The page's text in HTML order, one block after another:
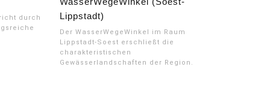
durch
Lippstadt)
Der WasserWegeWinkel im Raum
Lippstadt-Soest erschließt die
charakteristischen
Gewässerlandschaften der Region.